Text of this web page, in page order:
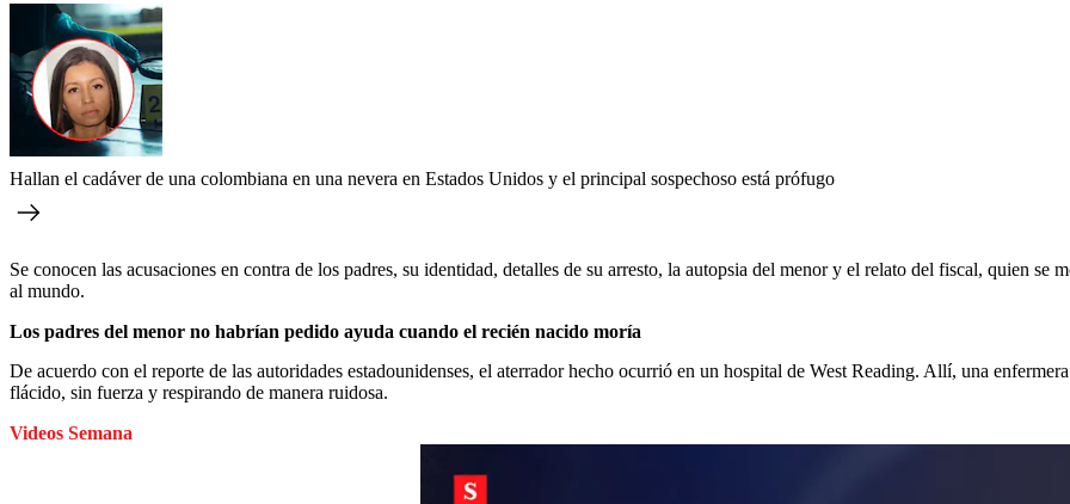
Hallan el cadáver de una colombiana en una nevera en Estados Unidos y el principal sospechoso está prófugo
Se conocen las acusaciones en contra de los padres, su identidad, detalles de su arresto, la autopsia del menor y el relato del fiscal, quien se
al mundo.
Los padres del menor no habrían pedido ayuda cuando el recién nacido moría
De acuerdo con el reporte de las autoridades estadounidenses, el aterrador hecho ocurrió en un hospital de West Reading. Allí, una
flácido, sin fuerza y respirando de manera ruidosa.
Videos Semana